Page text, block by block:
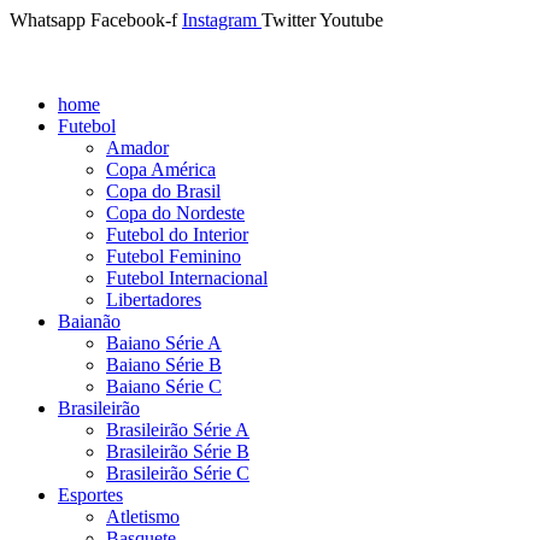
Whatsapp Facebook-f Instagram TwitterYoutube
home
Futebol
Amador
Copa América
Copa do Brasil
Copa do Nordeste
Futebol do Interior
Futebol Feminino
Futebol Internacional
Libertadores
Baianão
Baiano Série A
Baiano Série B
Baiano Série C
Brasileirão
Brasileirão Série A
Brasileirão Série B
Brasileirão Série C
Esportes
Atletismo